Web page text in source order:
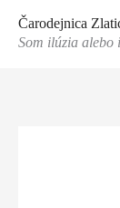
Preskočiť
Čarodejnica
Som ilúzia alebo